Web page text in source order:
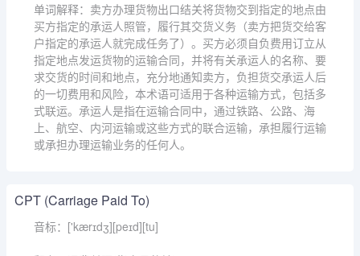
单词解释：卖方办理货物出口结关将货物交到指定的地点由
买方指定的承运人照管，履行其交货义务（卖方把货交给客
户指定的承运人就完成任务了）。买方必须自负费用订立从
指定地点发运货物的运输合同，并将有关承运人的名称、要
求交货的时间和地点，充分地通知卖方，负担货交承运人后
的一切费用和风险，本术语可适用于各种运输方式，包括多
式联运。承运人是指在运输合同中，通过铁路、公路、海
上、航空、内河运输或这些方式的联合运输，承担履行运输
或承担办理运输业务的任何人。
CPT (Carriage Paid To)
音标：['kærɪdʒ][peɪd][tu]